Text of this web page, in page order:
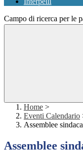
Campo di ricerca per le
Home >
Eventi Calendario
Assemblee
Assemblee